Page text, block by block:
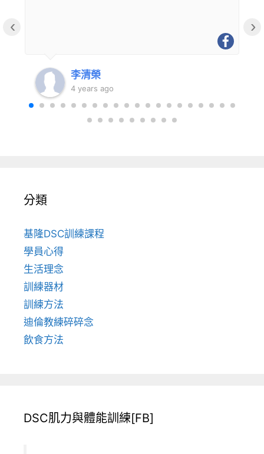
李清榮
4 years ago
‹ ›
分類
基隆DSC訓練課程
學員心得
生活理念
訓練器材
訓練方法
迪倫教練碎碎念
飲食方法
DSC肌力與體能訓練[FB]